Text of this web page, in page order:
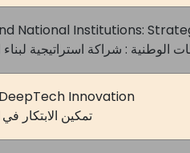
National Institutions:
الوطنية : شراكة استراتيجية
Innovation
تمكين الابتكار